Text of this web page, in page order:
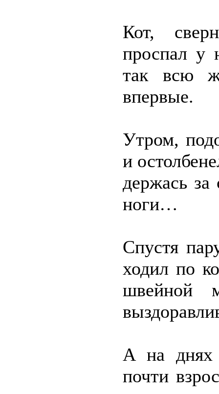
Кот,
проспал у
так всю
впервые.
Утром,
и
держась за
ноги…
Спустя
ходил по
швейной
А на днях
почти